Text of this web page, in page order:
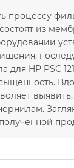
процессу
из
HP PSC